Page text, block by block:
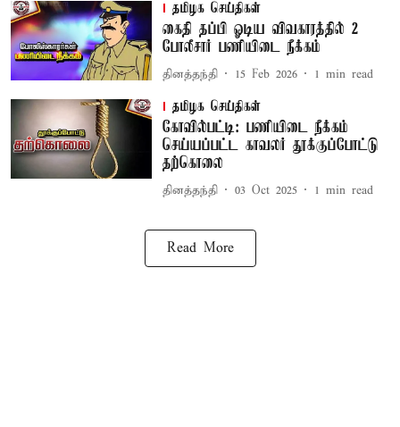
தமிழக செய்திகள்
கைதி தப்பி ஓடிய விவகாரத்தில் 2
போலீசார் பணியிடை நீக்கம்
தினத்தந்தி 15 Feb 2026 1 min read
தமிழக செய்திகள்
கோவில்பட்டி: பணியிடை நீக்கம்
செய்யப்பட்ட காவலர் தூக்குப்போட்டு
தற்கொலை
தினத்தந்தி 03 Oct 2025 1 min read
Read More